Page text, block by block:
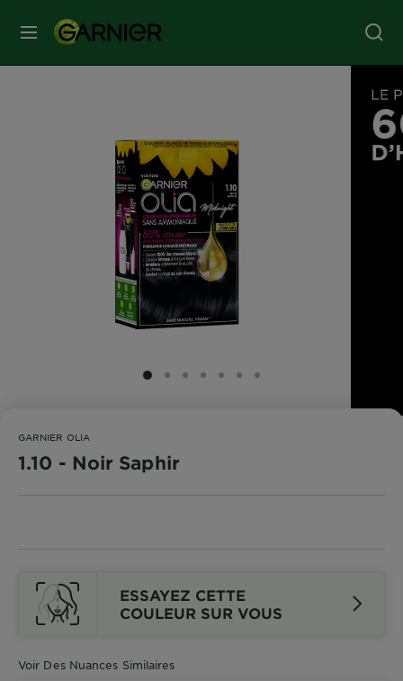
MENU
COLORATION
NOS
ENGAGEMENTS
de
l'ingrédient
Garnier x
Bündchen
SLIDE 1
SLIDE 2
SLIDE 3
SLIDE 4
SLIDE 5
SLIDE 6
SLIDE 7
GARNIER OLIA
1.10 - Noir Saphir
ESSAYEZ CETTE
COULEUR SUR VOUS
Voir Des Nuances Similaires